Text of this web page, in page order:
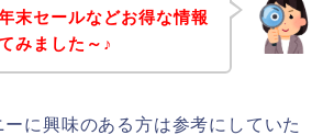
末セールなどお得な情報
みました～♪
に興味のある方は参考にしていた